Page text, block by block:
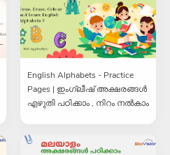
English Alphabets - Practice
Pages | ഇംഗ്ലീഷ് അക്ഷരങ്ങൾ
എഴുതി പഠിക്കാം , നിറം നൽകാം